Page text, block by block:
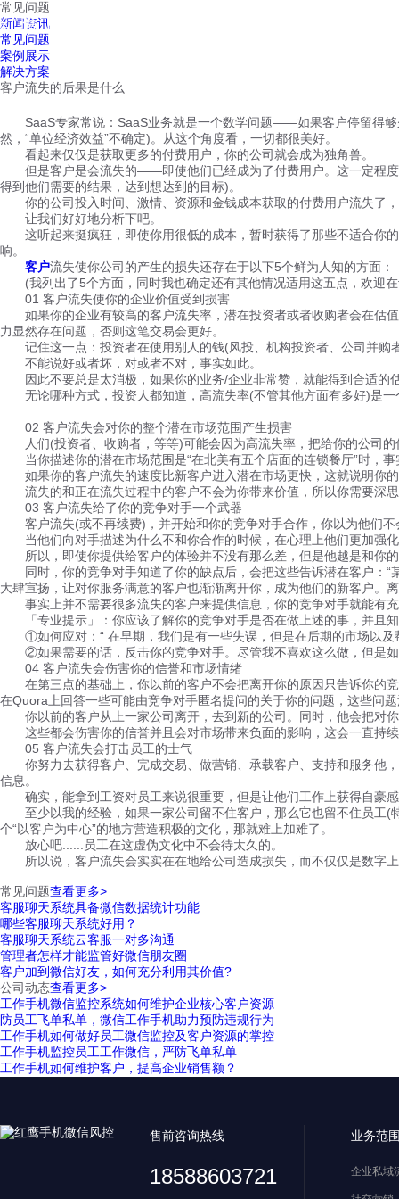
红鹰工作手机
常见问题
新闻资讯
常见问题
案例展示
解决方案
客户流失的后果是什么
SaaS专家常说：SaaS业务就是一个数学问题——如果客户停留得够
然，“单位经济效益”不确定)。从这个角度看，一切都很美好。
看起来仅仅是获取更多的付费用户，你的公司就会成为独角兽。
但是客户是会流失的——即使他们已经成为了付费用户。这一定程度
得到他们需要的结果，达到想达到的目标)。
你的公司投入时间、激情、资源和金钱成本获取的付费用户流失了
让我们好好地分析下吧。
这听起来挺疯狂，即使你用很低的成本，暂时获得了那些不适合你
响。
客户流失使你公司的产生的损失还存在于以下5个鲜为人知的方面：
(我列出了5个方面，同时我也确定还有其他情况适用这五点，欢迎在
01 客户流失使你的企业价值受到损害
如果你的企业有较高的客户流失率，潜在投资者或者收购者会在估
力显然存在问题，否则这笔交易会更好。
记住这一点：投资者在使用别人的钱(风投、机构投资者、公司并购
不能说好或者坏，对或者不对，事实如此。
因此不要总是太消极，如果你的业务/企业非常赞，就能得到合适的
无论哪种方式，投资人都知道，高流失率(不管其他方面有多好)是一
02 客户流失会对你的整个潜在市场范围产生损害
人们(投资者、收购者，等等)可能会因为高流失率，把给你的公司
当你描述你的潜在市场范围是“在北美有五个店面的连锁餐厅”时，
如果你的客户流失的速度比新客户进入潜在市场更快，这就说明你
流失的和正在流失过程中的客户不会为你带来价值，所以你需要深
03 客户流失给了你的竞争对手一个武器
客户流失(或不再续费)，并开始和你的竞争对手合作，你以为他们不
当他们向对手描述为什么不和你合作的时候，在心理上他们更加强
所以，即使你提供给客户的体验并不没有那么差，但是他越是和你
同时，你的竞争对手知道了你的缺点后，会把这些告诉潜在客户：“
大肆宣扬，让对你服务满意的客户也渐渐离开你，成为他们的新客户。
事实上并不需要很多流失的客户来提供信息，你的竞争对手就能有
「专业提示」：你应该了解你的竞争对手是否在做上述的事，并且
①如何应对：“ 在早期，我们是有一些失误，但是在后期的市场以及
②如果需要的话，反击你的竞争对手。尽管我不喜欢这么做，但是
04 客户流失会伤害你的信誉和市场情绪
在第三点的基础上，你以前的客户不会把离开你的原因只告诉你的
在Quora上回答一些可能由竞争对手匿名提问的关于你的问题，这些问
你以前的客户从上一家公司离开，去到新的公司。同时，他会把对
这些都会伤害你的信誉并且会对市场带来负面的影响，这会一直持
05 客户流失会打击员工的士气
你努力去获得客户、完成交易、做营销、承载客户、支持和服务他
信息。
确实，能拿到工资对员工来说很重要，但是让他们工作上获得自豪
至少以我的经验，如果一家公司留不住客户，那么它也留不住员工(
个“以客户为中心”的地方营造积极的文化，那就难上加难了。
放心吧......员工在这虚伪文化中不会待太久的。
所以说，客户流失会实实在在地给公司造成损失，而不仅仅是数字
常见问题查看更多>
客服聊天系统具备微信数据统计功能
哪些客服聊天系统好用？
客服聊天系统云客服一对多沟通
管理者怎样才能监管好微信朋友圈
客户加到微信好友，如何充分利用其价值?
公司动态查看更多>
工作手机微信监控系统如何维护企业核心客户资源
防员工飞单私单，微信工作手机助力预防违规行为
工作手机如何做好员工微信监控及客户资源的掌控
工作手机监控员工工作微信，严防飞单私单
工作手机如何维护客户，提高企业销售额？
售前咨询热线
18588603721
业务范
企业私域